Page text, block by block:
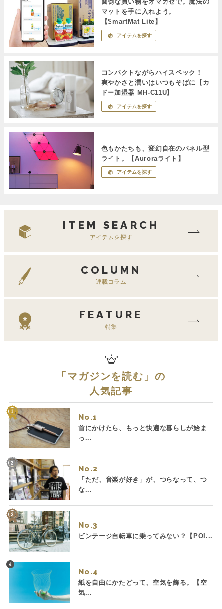
面倒な買い物をオマカセで。魔法の
マットを手に入れよう。
【SmartMat Lite】
アイテムを探す
コンパクトながらハイスペック！
爽やかさと潤いはいつもそばに【カ
ドー加湿器 MH-C11U】
アイテムを探す
色もかたちも、変幻自在のパネル型
ライト。【Auroraライト】
アイテムを探す
ITEM SEARCH
アイテムを探す
COLUMN
連載コラム
FEATURE
特集
「 マガジンを読む 」の
人気記事
No.
首にかけたら、もっと快適な暮らしが始ま
っ...
No.
「ただ、音楽が好き」が、つらなって、つ
な...
No.
ビンテージ自転車に乗ってみない？【POI...
No.
紙を自由にかたどって、空気を飾る。【空
気...